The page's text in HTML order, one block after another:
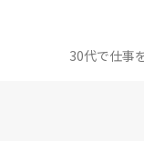
30代で仕事